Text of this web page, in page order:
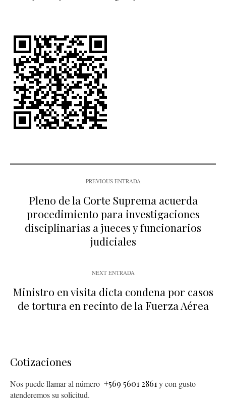
PREVIOUS ENTRADA
Pleno de la Corte Suprema acuerda
procedimiento para investigaciones
disciplinarias a jueces y funcionarios
judiciales
NEXT ENTRADA
Ministro en visita dicta condena por casos
de tortura en recinto de la Fuerza Aérea
Cotizaciones
Nos puede llamar al número +569 5601 2861y con gusto
atenderemos su solicitud.